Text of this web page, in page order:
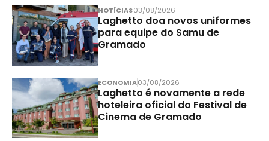
NOTÍCIAS03/08/2026
Laghetto doa novos uniformes
para equipe do Samu de
Gramado
ECONOMIA03/08/2026
Laghetto é novamente a rede
hoteleira oficial do Festival de
Cinema de Gramado